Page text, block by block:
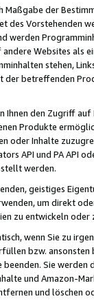
Maßgabe der
des Vorstehenden
werden
Websites als
stehen,
betreffenden
Ihnen den Zugriff
Produkte
oder Inhalte
API und PA API
werden.
geistiges
um direkt
zu entwickeln
wenn Sie zu
bzw. ansonsten
Sie werden
und Amazon-
und löschen